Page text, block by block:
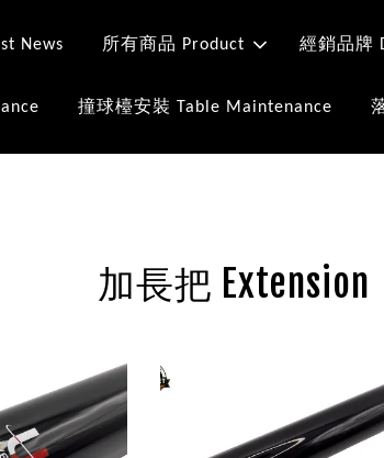
News 所有商品 Product 經銷品牌
撞球檯安裝 Table Maintenance
加長把 Extension